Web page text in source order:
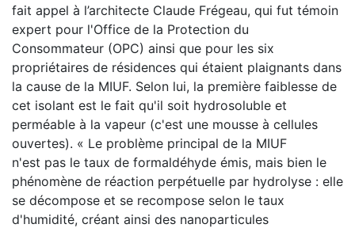
fait appel à l’architecte Claude Frégeau, qui fut témoin
expert pour l'Office de la Protection du
Consommateur (OPC) ainsi que pour les six
propriétaires de résidences qui étaient plaignants dans
la cause de la MIUF. Selon lui, la première faiblesse de
cet isolant est le fait qu'il soit hydrosoluble et
perméable à la vapeur (c'est une mousse à cellules
ouvertes). « Le problème principal de la MIUF
n'est pas le taux de formaldéhyde émis, mais bien le
phénomène de réaction perpétuelle par hydrolyse : elle
se décompose et se recompose selon le taux
d'humidité, créant ainsi des nanoparticules